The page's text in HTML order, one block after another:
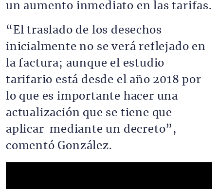
un aumento inmediato en las tarifas.
“El traslado de los desechos
inicialmente no se verá reflejado en
la factura; aunque el estudio
tarifario está desde el año 2018 por
lo que es importante hacer una
actualización que se tiene que
aplicar mediante un decreto”,
comentó González.